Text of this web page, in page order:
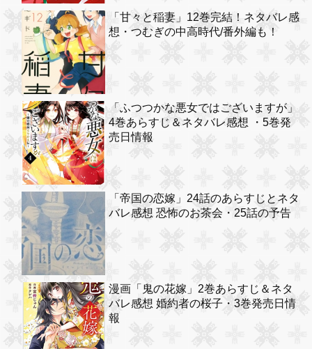
「甘々と稲妻」12巻完結！ネタバレ感
想・つむぎの中高時代/番外編も！
「ふつつかな悪女ではございますが」
4巻あらすじ＆ネタバレ感想 ・5巻発
売日情報
「帝国の恋嫁」24話のあらすじとネタ
バレ感想 恐怖のお茶会・25話の予告
漫画「鬼の花嫁」2巻あらすじ＆ネタ
バレ感想 婚約者の桜子・3巻発売日情
報